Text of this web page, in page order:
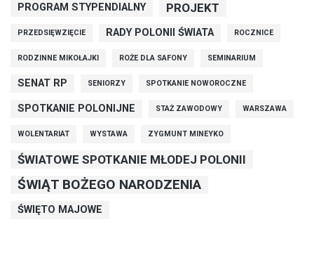
PROGRAM STYPENDIALNY PROJEKT
PRZEDSIĘWZIĘCIE RADY POLONII ŚWIATA ROCZNICE
RODZINNE MIKOŁAJKI ROŻE DLA SAFONY SEMINARIUM
SENAT RP SENIORZY SPOTKANIE NOWOROCZNE
SPOTKANIE POLONIJNE STAŻ ZAWODOWY WARSZAWA
WOLENTARIAT WYSTAWA ZYGMUNT MINEYKO
ŚWIATOWE SPOTKANIE MŁODEJ POLONII
ŚWIĄT BOŻEGO NARODZENIA
ŚWIĘTO MAJOWE